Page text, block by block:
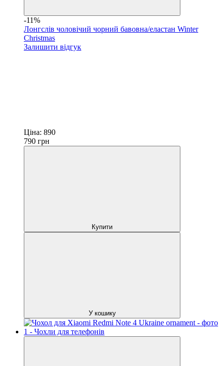
-11%
Лонгслів чоловічий чорний бавовна/еластан Winter
Christmas
Залишити відгук
Ціна: 890
790 грн
Купити
У кошику